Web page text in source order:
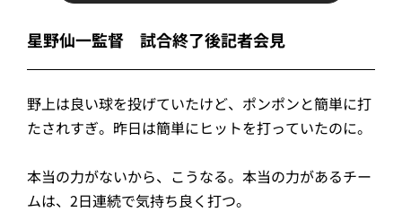
星野仙一監督 試合終了後記者会見
野上は良い球を投げていたけど、ポンポンと簡単に打
たされすぎ。昨日は簡単にヒットを打っていたのに。
本当の力がないから、こうなる。本当の力があるチー
ムは、2日連続で気持ち良く打つ。